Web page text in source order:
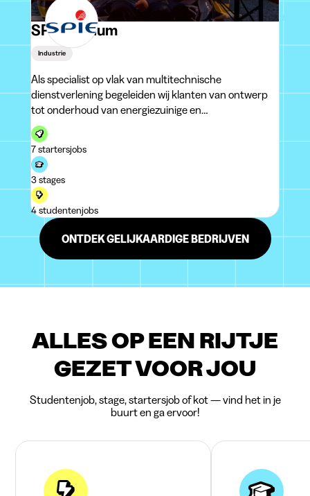
SPIE Belgium
Industrie
Als specialist op vlak van multitechnische
dienstverlening begeleiden wij klanten van ontwerp
tot onderhoud van energiezuinige en
milieuvriendelijke installaties. 1.550 SPIEcialisten
verpreid over 13 vestigingen combineren
vakmanschap met prestaties om een optimaal
resultaat te bekomen.
7 startersjobs
3 stages
4 studentenjobs
ONTDEK GELIJKAARDIGE BEDRIJVEN
ALLES OP EEN RIJTJE
GEZET VOOR JOU
Studentenjob, stage, startersjob of kot — vind het in je
buurt en ga ervoor!